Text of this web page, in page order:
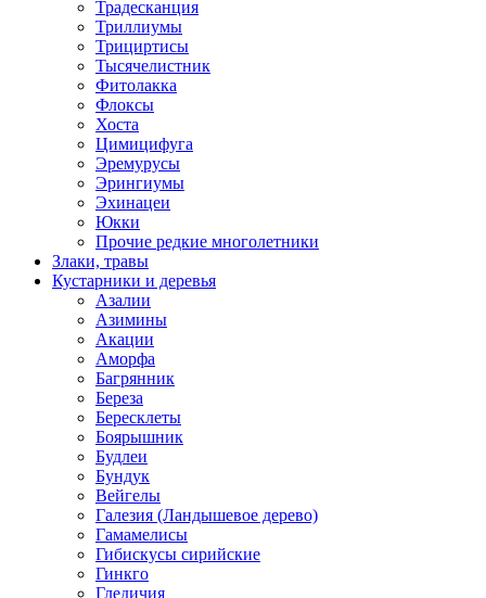
Традесканция
Триллиумы
Трициртисы
Тысячелистник
Фитолакка
Флоксы
Хоста
Цимицифуга
Эремурусы
Эрингиумы
Эхинацеи
Юкки
Прочие редкие многолетники
Злаки, травы
Кустарники и деревья
Азалии
Азимины
Акации
Аморфа
Багрянник
Береза
Бересклеты
Боярышник
Будлеи
Бундук
Вейгелы
Галезия (Ландышевое дерево)
Гамамелисы
Гибискусы сирийские
Гинкго
Гледичия